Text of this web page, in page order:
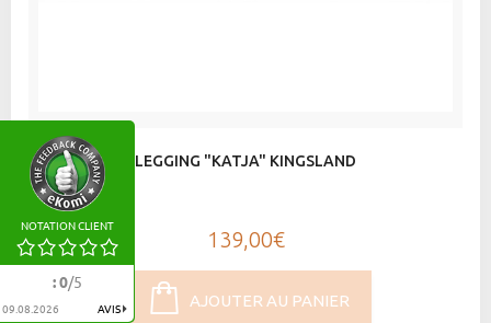
LEGGING "KATJA" KINGSLAND
139,00€
AJOUTER AU PANIER
NOTATION CLIENT
:0/5
09.08.2026 AVIS